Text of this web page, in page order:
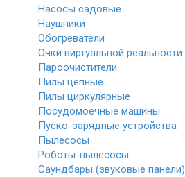
Насосы садовые
Наушники
Обогреватели
Очки виртуальной реальности
Пароочистители
Пилы цепные
Пилы циркулярные
Посудомоечные машины
Пуско-зарядные устройства
Пылесосы
Роботы-пылесосы
Саундбары (звуковые панели)